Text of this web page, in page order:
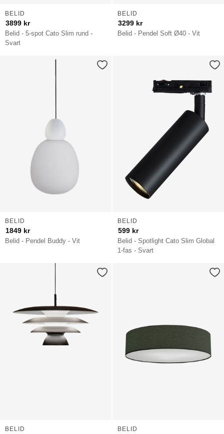
Belid - 5-spot Cato Slim rund -
Svart
BELID
3899 kr
Belid - Pendel Soft Ø40 - Vit
BELID
3299 kr
Belid - Pendel Buddy - Vit
BELID
1849 kr
Belid - Spotlight Cato Slim Global
1-fas - Svart
BELID
599 kr
BELID BELID